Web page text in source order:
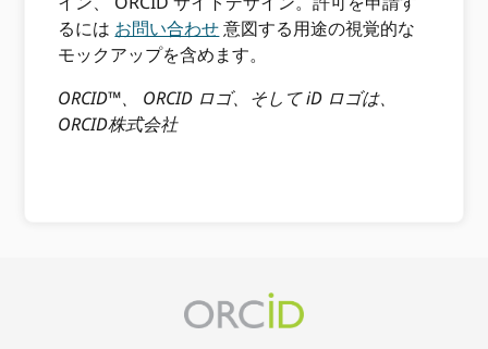
るには お問い合わせ意図する用途の視覚的な
モックアップを含めます。
ORCID™、 ORCID ロゴ、そして iD ロゴは、
ORCID株式会社